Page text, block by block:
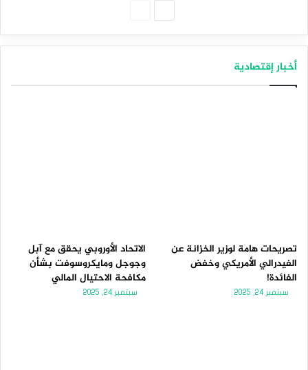
أخبار إقتصادية
تصريحات هامة لوزير الخزانة عن
الفيدرالي الأمريكي وخفض
الفائدة!
سبتمبر 24, 2025
الاتحاد الأوروبي يحقق مع آبل
وجوجل ومايكروسوفت بشأن
مكافحة الاحتيال المالي
سبتمبر 24, 2025